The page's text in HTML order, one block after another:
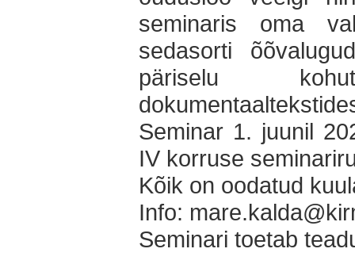
seminaris oma
sedasorti
päriselu
Seminar 1. juunil
IV korruse
Kõik on oodatud
Info:
Seminari toetab